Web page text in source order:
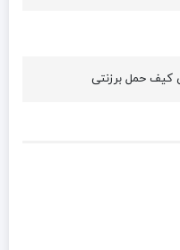
کیف حمل برزنتی